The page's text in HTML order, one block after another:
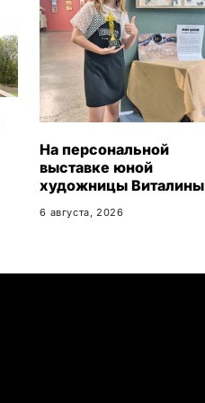
На персональной
выставке юной
художницы Виталины
6 августа, 2026